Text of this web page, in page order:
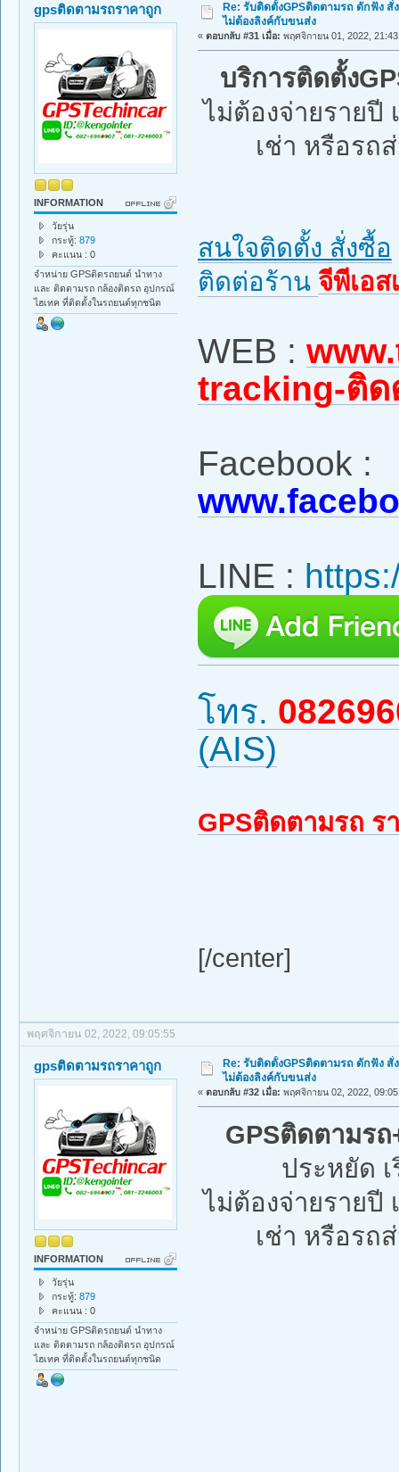
gpsติดตามรถราคาถูก
INFORMATION
วัยรุ่น
กระทู้: 879
คะแนน : 0
จำหน่าย GPSติดรถยนต์ นำทาง
และ ติดตามรถ กล้องติดรถ อุปกรณ์
ไฮเทค ที่ติดตั้งในรถยนต์ทุกชนิด
Re: รับติดตั้งGPSติดตามรถ ดักฟัง สั่
ไม่ต้องลิงค์กับขนส่ง
« ตอบกลับ #31 เมื่อ: พฤศจิกายน 01, 2022,
บริการติดตั้ง
ไม่ต้องจ่ายรายปี
เช่า หรือรถ
สนใจติดตั้ง สั่งซื้อ
ติดต่อร้าน จีพีเอ
WEB :
tracking-ติด
Facebook :
LINE :
โทร.
(AIS)
GPSติดตามรถ
[/center]
พฤศจิกายน 02, 2022, 09:05:55
gpsติดตามรถราคาถูก
INFORMATION
วัยรุ่น
กระทู้: 879
คะแนน : 0
จำหน่าย GPSติดรถยนต์ นำทาง
และ ติดตามรถ กล้องติดรถ อุปกรณ์
ไฮเทค ที่ติดตั้งในรถยนต์ทุกชนิด
Re: รับติดตั้งGPSติดตามรถ ดักฟัง สั่
ไม่ต้องลิงค์กับขนส่ง
« ตอบกลับ #32 เมื่อ: พฤศจิกายน 02, 2022,
GPSติดตามร
ประหยัด
ไม่ต้องจ่ายรายปี
เช่า หรือรถ